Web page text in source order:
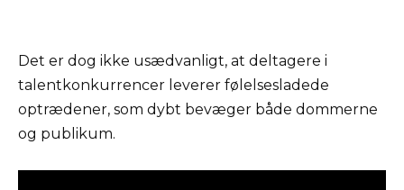
Det er dog ikke usædvanligt, at deltagere i
talentkonkurrencer leverer følelsesladede
optrædener, som dybt bevæger både dommerne
og publikum.